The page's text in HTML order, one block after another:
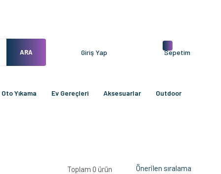
ARA Giriş Yap Sepetim
Oto Yıkama Ev Gereçleri Aksesuarlar Outdoor
Toplam 0 ürün